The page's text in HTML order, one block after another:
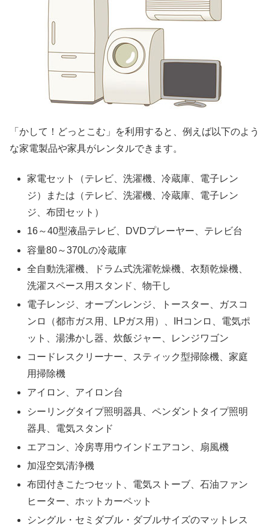
「かして！どっとこむ」を利用すると、例えば以下のよう
な家電製品や家具がレンタルできます。
家電セット（テレビ、洗濯機、冷蔵庫、電子レン
ジ）または（テレビ、洗濯機、冷蔵庫、電子レン
ジ、布団セット）
16～40型液晶テレビ、DVDプレーヤー、テレビ台
容量80～370Lの冷蔵庫
全自動洗濯機、ドラム式洗濯乾燥機、衣類乾燥機、
洗濯スペース用スタンド、物干し
電子レンジ、オーブンレンジ、トースター、ガスコ
ンロ（都市ガス用、LPガス用）、IHコンロ、電気ポ
ット、湯沸かし器、炊飯ジャー、レンジワゴン
コードレスクリーナー、スティック型掃除機、家庭
用掃除機
アイロン、アイロン台
シーリングタイプ照明器具、ペンダントタイプ照明
器具、電気スタンド
エアコン、冷房専用ウインドエアコン、扇風機
加湿空気清浄機
布団付きこたつセット、電気ストーブ、石油ファン
ヒーター、ホットカーペット
シングル・セミダブル・ダブルサイズのマットレス